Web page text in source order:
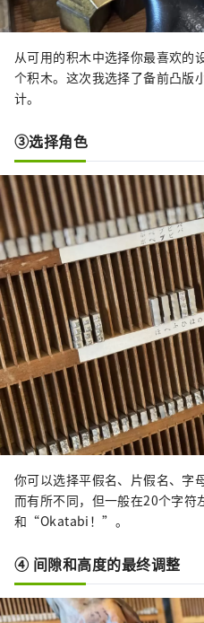
从可用的积木中选择你最喜欢的
个积木。这次我选择了备前凸版
计。
③选择角色
你可以选择平假名、片假名、字
而有所不同，但一般在20个字
和“Okatabi！”。
④ 间隙和高度的最终调整